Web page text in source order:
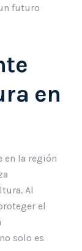
futuro
en
en la región
Al
el
solo es